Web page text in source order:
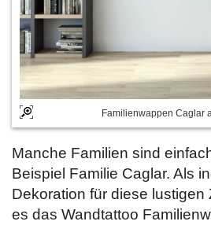
Familienwappen Caglar
Manche Familien sind
Beispiel Familie Caglar. Als
Dekoration für diese
es das Wandtattoo